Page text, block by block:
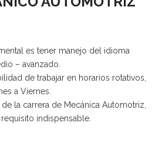
es tener manejo del idioma
– avanzado.
de trabajar en horarios rotativos,
a Viernes.
la carrera de Mecánica Automotriz,
indispensable.